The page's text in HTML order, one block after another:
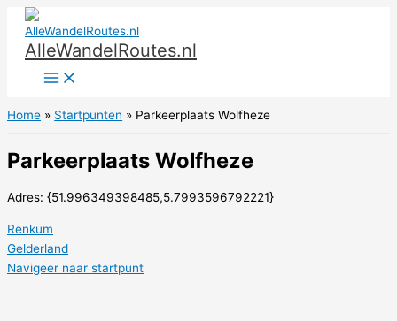
naar
inhoud
AlleWandelRoutes.nl
Home Startpunten Parkeerplaats Wolfheze
Parkeerplaats Wolfheze
Adres: {51.996349398485,5.7993596792221}
Renkum
Gelderland
Navigeer naar startpunt